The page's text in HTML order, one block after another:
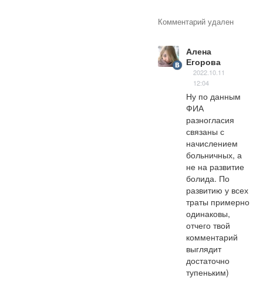
Комментарий удален
Алена
Егорова
2022.10.11
12:04
Ну по данным
ФИА
разногласия
связаны с
начислением
больничных, а
не на развитие
болида. По
развитию у всех
траты примерно
одинаковы,
отчего твой
комментарий
выглядит
достаточно
тупеньким)